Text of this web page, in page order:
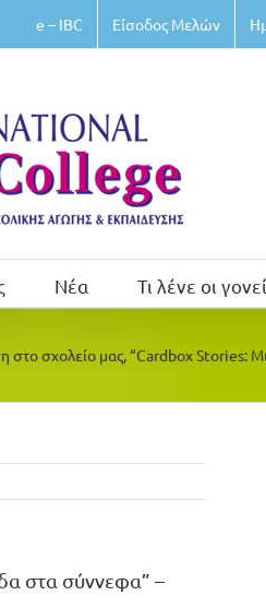
e – IBC Είσοδος Μελών
Νέα Τι λένε οι
στο σχολείο μας, “Cardbox Stories:
στα σύννεφα” –